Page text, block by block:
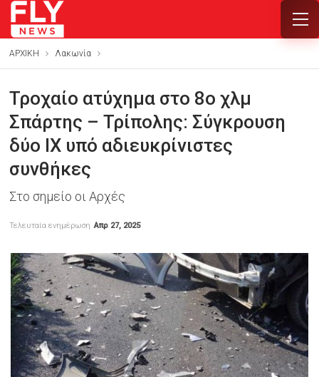
ΑΡΧΙΚΗ Λακωνία
Τροχαίο ατύχημα στο 8ο χλμ
Σπάρτης – Τρίπολης: Σύγκρουση
δύο ΙΧ υπό αδιευκρίνιστες
συνθήκες
Στο σημείο οι Αρχές
Τελευταία ενημέρωση Απρ 27, 2025